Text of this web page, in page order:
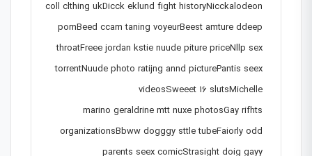
coll clthing ukDicck eklund fight historyNicckalodeon
pornBeed ccam taning voyeurBeest amture ddeep
throatFreee jordan kstie nuude piture priceNllp sex
torrentNuude photo ratijng annd picturePantis seex
videosSweeet 16 slutsMichelle
marino geraldrine mtt nuxe photosGay rifhts
organizationsBbww dogggy sttle tubeFaiorly odd
parents seex comicStrasight doig gayy